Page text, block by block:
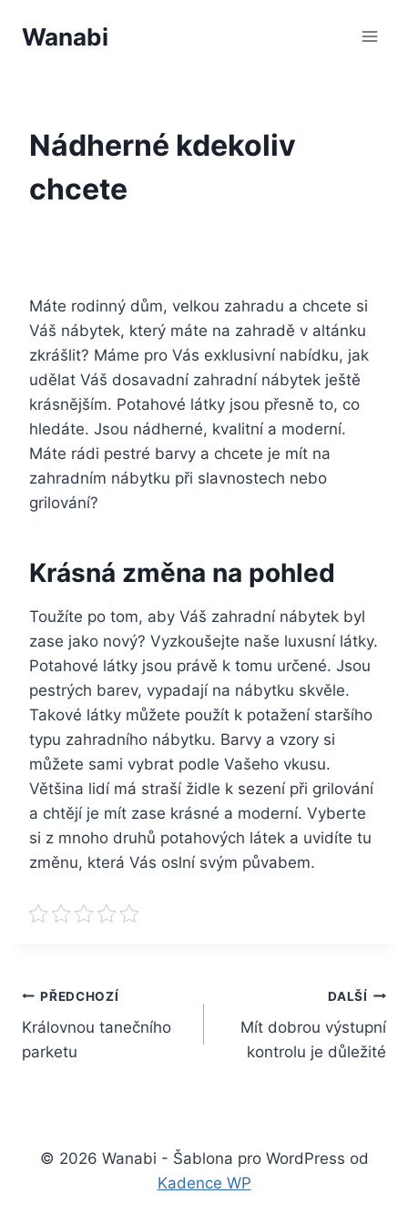
Wanabi
Nádherné kdekoliv
chcete
Máte rodinný dům, velkou zahradu a chcete si
Váš nábytek, který máte na zahradě v altánku
zkrášlit? Máme pro Vás exklusivní nabídku, jak
udělat Váš dosavadní zahradní nábytek ještě
krásnějším. Potahové látky jsou přesně to, co
hledáte. Jsou nádherné, kvalitní a moderní.
Máte rádi pestré barvy a chcete je mít na
zahradním nábytku při slavnostech nebo
grilování?
Krásná změna na pohled
Toužíte po tom, aby Váš zahradní nábytek byl
zase jako nový? Vyzkoušejte naše luxusní látky.
Potahové látky jsou právě k tomu určené. Jsou
pestrých barev, vypadají na nábytku skvěle.
Takové látky můžete použít k potažení staršího
typu zahradního nábytku. Barvy a vzory si
můžete sami vybrat podle Vašeho vkusu.
Většina lidí má straší židle k sezení při grilování
a chtějí je mít zase krásné a moderní. Vyberte
si z mnoho druhů potahových látek a uvidíte tu
změnu, která Vás oslní svým půvabem.
Navigace
pro
PŘEDCHOZÍ
Královnou tanečního
parketu
DALŠÍ
Mít dobrou výstupní
kontrolu je důležité
© 2026 Wanabi - Šablona pro WordPress od
Kadence WP